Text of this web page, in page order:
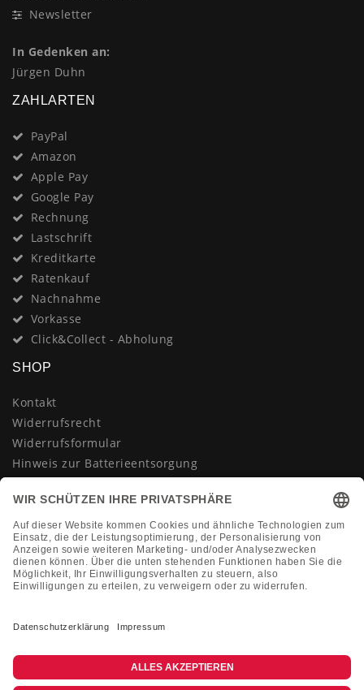
Newsletter
In Gedenken an:
Jürgen Duhn
ZAHLARTEN
PayPal
Amazon
Apple Pay
Google Pay
Rechnung
Lastschrift
Kreditkarte
Ratenkauf
Nachnahme
Vorkasse
Click&Collect - Abholung
SHOP
Kontakt
Widerrufsrecht
Widerrufsformular
Hinweis zur Batterieentsorgung
AGB
Impressum
Vertrag widerrufen
KONTAKT
Montag-Freitag 10:00-18:00 Uhr
shop@dienadel.de
Kieler Str. 18 - 41540 Dormagen